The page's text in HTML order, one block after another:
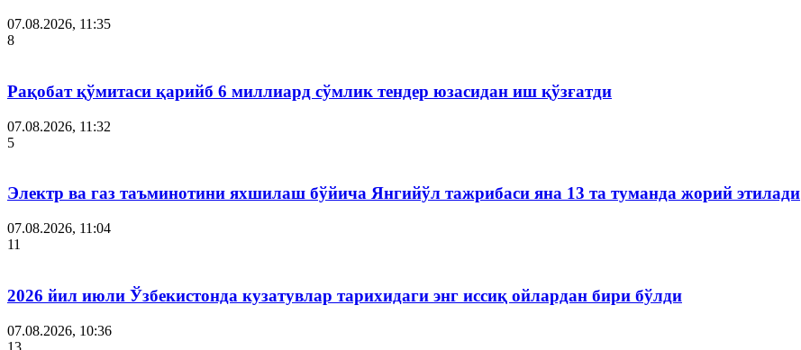
07.08.2026, 11:35
8
Рақобат қўмитаси қарийб 6 миллиард сўмлик тендер юзасидан иш қўзғатди
07.08.2026, 11:32
5
Электр ва газ таъминотини яхшилаш бўйича Янгийўл тажрибаси яна 13 та туманда жорий этилади
07.08.2026, 11:04
11
2026 йил июли Ўзбекистонда кузатувлар тарихидаги энг иссиқ ойлардан бири бўлди
07.08.2026, 10:36
13